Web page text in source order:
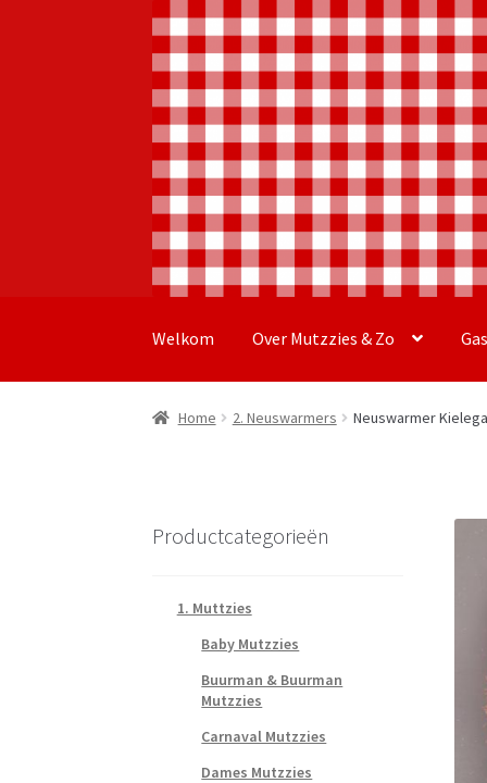
door
naar
Welkom Over Mutzzies & Zo
Home 2. Neuswarmers Neuswarmer
Productcategorieën
1. Muttzies
Baby Mutzzies
Buurman & Buurman
Mutzzies
Carnaval Mutzzies
Dames Mutzzies